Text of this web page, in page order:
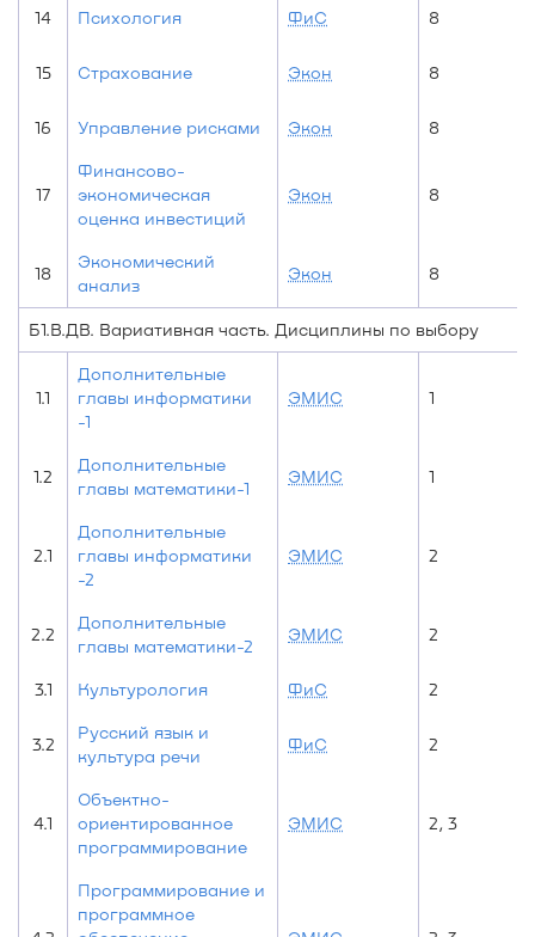
14 Психология ФиС 8
15 Страхование Экон 8
16 Управление рисками Экон 8
17
Финансово-
экономическая
оценка инвестиций
Экон 8
18
Экономический
анализ
Экон 8
Б1.В.ДВ. Вариативная часть. Дисциплины по выбору
1.1
Дополнительные
главы информатики
-1
ЭМИС 1
1.2
Дополнительные
главы математики-1
ЭМИС 1
2.1
Дополнительные
главы информатики
-2
ЭМИС 2
2.2
Дополнительные
главы математики-2
ЭМИС 2
3.1 Культурология ФиС 2
3.2
Русский язык и
культура речи
ФиС 2
4.1
Объектно-
ориентированное
программирование
ЭМИС 2, 3
Программирование и
программное